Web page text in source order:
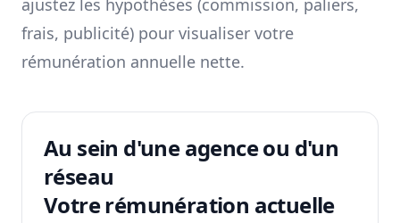
ajustez les hypothèses (commission, paliers,
frais, publicité) pour visualiser votre
rémunération annuelle nette.
Au sein d'une agence ou d'un
réseau
Votre rémunération actuelle